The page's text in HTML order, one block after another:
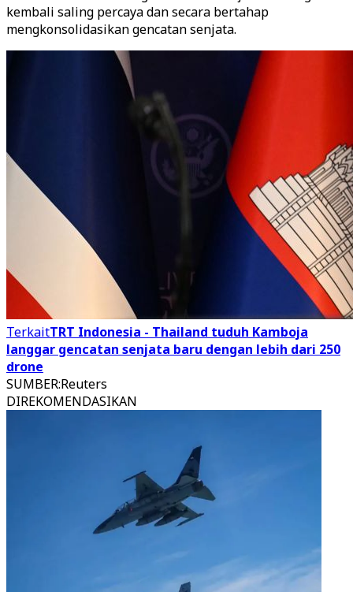
kembali saling percaya dan secara bertahap
mengkonsolidasikan gencatan senjata.
TerkaitTRT Indonesia - Thailand tuduh Kamboja
langgar gencatan senjata baru dengan lebih dari 250
drone
SUMBER:Reuters
DIREKOMENDASIKAN